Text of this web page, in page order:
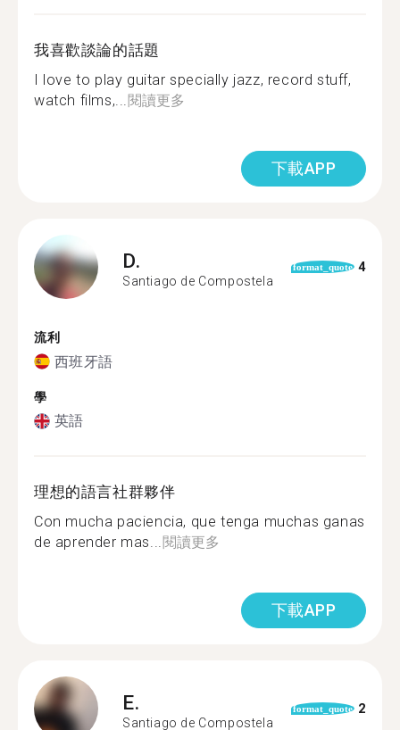
我喜歡談論的話題
I love to play guitar specially jazz, record stuff,
watch films,...閱讀更多
下載APP
D.
Santiago de Compostela
format_quote 4
流利
西班牙語
學
英語
理想的語言社群夥伴
Con mucha paciencia, que tenga muchas ganas
de aprender mas...閱讀更多
下載APP
E.
Santiago de Compostela
format_quote 2